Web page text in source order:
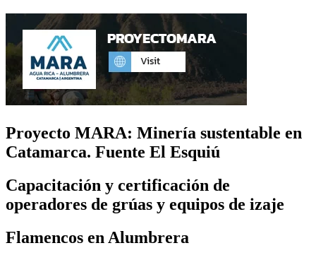
Proyecto MARA: Minería sustentable en
Catamarca. Fuente El Esquiú
Capacitación y certificación de
operadores de grúas y equipos de izaje
Flamencos en Alumbrera